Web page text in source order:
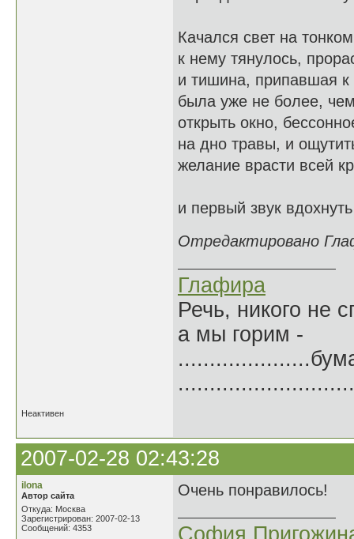
Качался свет на
к нему тянулось,
и тишина, припавшая
была уже не более,
открыть окно,
на дно травы, и
желание врасти всей
и первый звук
Отредактировано
Глафира
Речь, никого не
а мы горим -
Неактивен
2007-02-28 02:43:28
ilona
Автор сайта
Откуда: Москва
Зарегистрирован: 2007-02-13
Сообщений: 4353
Очень понравилось!
София